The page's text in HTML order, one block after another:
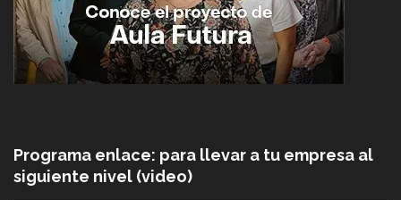
Programa enlace: para llevar a tu empresa al
siguiente nivel (video)